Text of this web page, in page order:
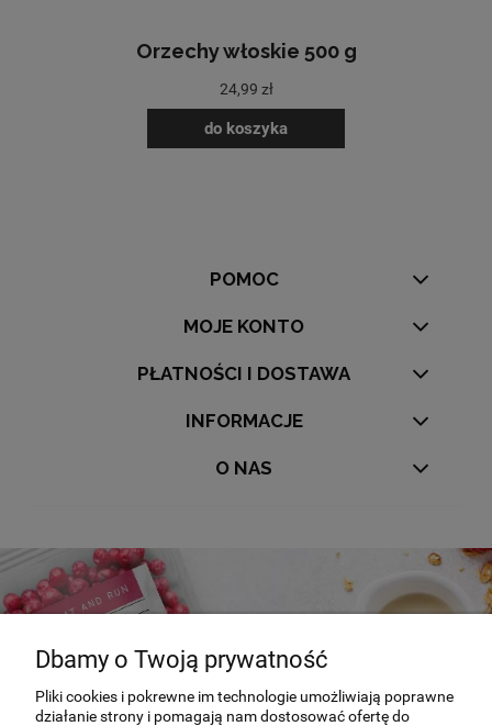
Orzechy włoskie 500 g
24,99 zł
do koszyka
POMOC
MOJE KONTO
PŁATNOŚCI I DOSTAWA
INFORMACJE
O NAS
Dbamy o Twoją prywatność
Pliki cookies i pokrewne im technologie umożliwiają poprawne
działanie strony i pomagają nam dostosować ofertę do